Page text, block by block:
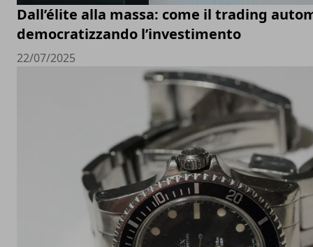
Dall’élite alla massa: come il trading
democratizzando l’investimento
22/07/2025